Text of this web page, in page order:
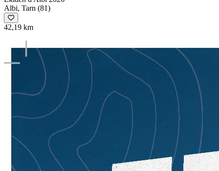
Albi, Tarn (81)
42,19 km